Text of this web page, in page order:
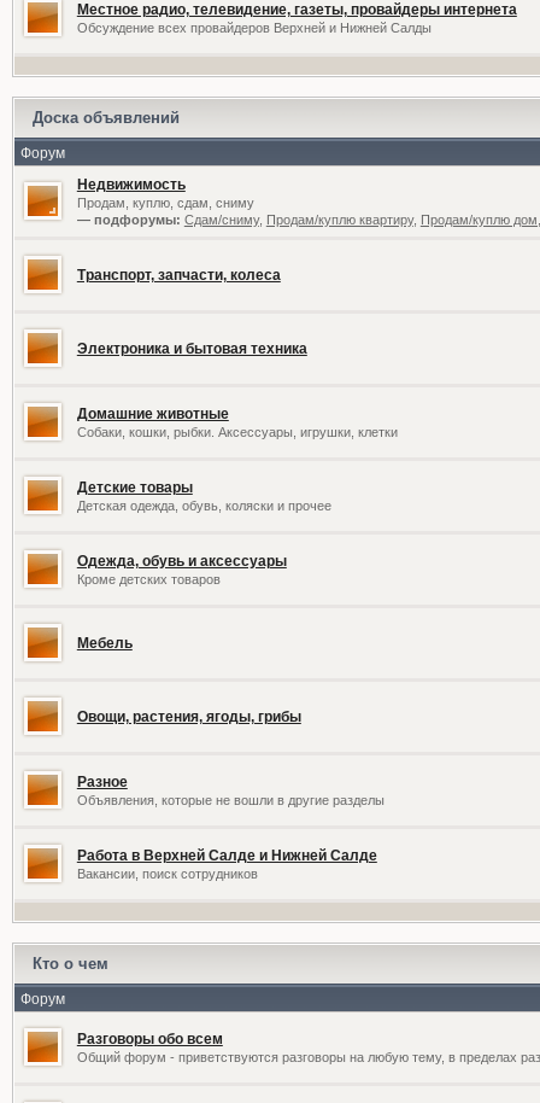
Местное радио, телевидение, газеты, провайдеры интернета
Обсуждение всех провайдеров Верхней и Нижней Салды
Доска объявлений
Форум
Недвижимость
Продам, куплю, сдам, сниму
— подфорумы: Сдам/сниму, Продам/куплю квартиру, Продам/куплю
Транспорт, запчасти, колеса
Электроника и бытовая техника
Домашние животные
Собаки, кошки, рыбки. Аксессуары, игрушки, клетки
Детские товары
Детская одежда, обувь, коляски и прочее
Одежда, обувь и аксессуары
Кроме детских товаров
Мебель
Овощи, растения, ягоды, грибы
Разное
Объявления, которые не вошли в другие разделы
Работа в Верхней Салде и Нижней Салде
Вакансии, поиск сотрудников
Кто о чем
Форум
Разговоры обо всем
Общий форум - приветствуются разговоры на любую тему, в пределах